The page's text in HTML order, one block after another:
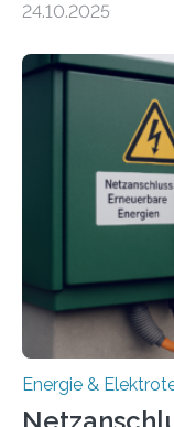
Forschungsprojekt
Quartieren“
Entwicklung,
Konzepten zur
Projekt startete
von drei Jahren
Millionen Euro,
Ministerium für
24.10.2025
Energie &